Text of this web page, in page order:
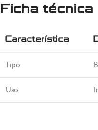
Ficha técnica
Característica
Tipo
Uso